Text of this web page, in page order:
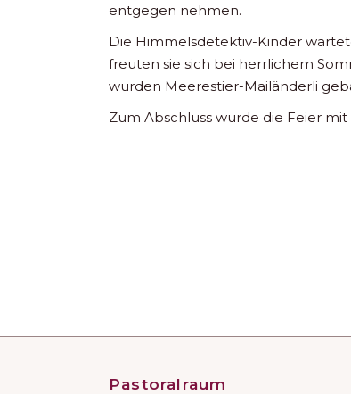
entgegen nehmen.
Die Himmelsdetektiv-Kinder
freuten sie sich bei herrlichem
wurden Meerestier-Mailänderli
Zum Abschluss wurde die Feier
Pastoralraum